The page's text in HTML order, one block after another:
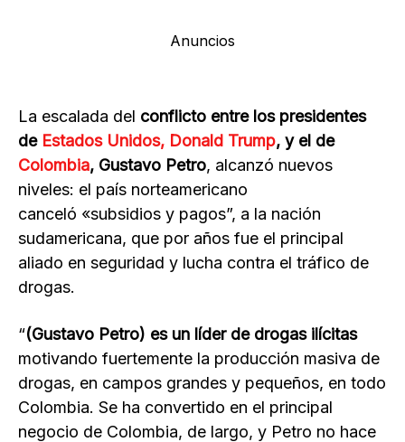
Anuncios
La escalada del conflicto entre los presidentes
de Estados Unidos, Donald Trump, y el de
Colombia, Gustavo Petro, alcanzó nuevos
niveles: el país norteamericano
canceló «subsidios y pagos”, a la nación
sudamericana, que por años fue el principal
aliado en seguridad y lucha contra el tráfico de
drogas.
“(Gustavo Petro) es un líder de drogas ilícitas
motivando fuertemente la producción masiva de
drogas, en campos grandes y pequeños, en todo
Colombia. Se ha convertido en el principal
negocio de Colombia, de largo, y Petro no hace